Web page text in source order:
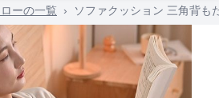
ーの一覧 › ソファクッション 三角背も